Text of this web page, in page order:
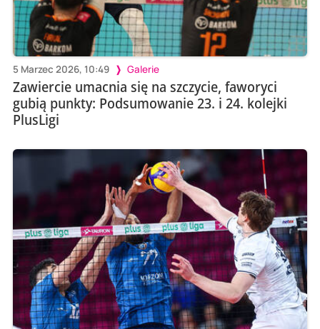
5 Marzec 2026, 10:49 Galerie
Zawiercie umacnia się na szczycie, faworyci
gubią punkty: Podsumowanie 23. i 24. kolejki
PlusLigi